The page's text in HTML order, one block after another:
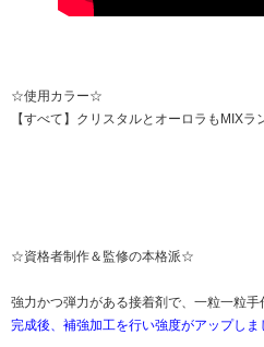
☆使用カラー☆
【すべて】クリスタルとオーロラもMIXラ
☆資格者制作＆監修の本格派☆
強力かつ弾力がある接着剤で、一粒一粒手
完成後、補強加工を行い強度がアップしま